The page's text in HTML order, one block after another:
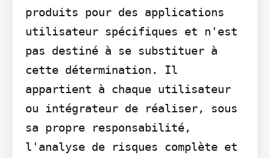
produits pour des applications
utilisateur spécifiques et n'est
pas destiné à se substituer à
cette détermination. Il
appartient à chaque utilisateur
ou intégrateur de réaliser, sous
sa propre responsabilité,
l'analyse de risques complète et